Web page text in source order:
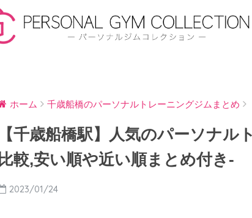
ホーム 千歳船橋のパーソナルトレーニングジムまとめ
【千歳船橋駅】人気のパーソナル
比較,安い順や近い順まとめ付き-
2023/01/24